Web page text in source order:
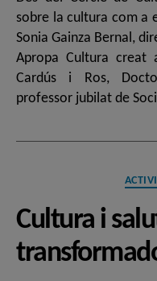
sobre la cultura com a
Sonia Gainza Bernal,
Apropa Cultura creat
Cardús i Ros,
professor jubilat de
Cultura i